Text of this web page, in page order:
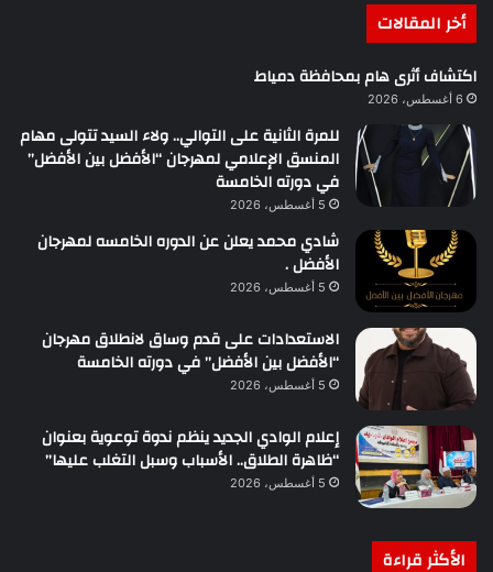
أخر المقالات
اكتشاف أثرى هام بمحافظة دمياط
6 أغسطس، 2026
للمرة الثانية على التوالي.. ولاء السيد تتولى مهام
المنسق الإعلامي لمهرجان “الأفضل بين الأفضل”
في دورته الخامسة
5 أغسطس، 2026
شادي محمد يعلن عن الدوره الخامسه لمهرجان
الأفضل .
5 أغسطس، 2026
الاستعدادات على قدم وساق لانطلاق مهرجان
“الأفضل بين الأفضل” في دورته الخامسة
5 أغسطس، 2026
إعلام الوادي الجديد ينظم ندوة توعوية بعنوان
“ظاهرة الطلاق.. الأسباب وسبل التغلب عليها”
5 أغسطس، 2026
الأكثر قراءة